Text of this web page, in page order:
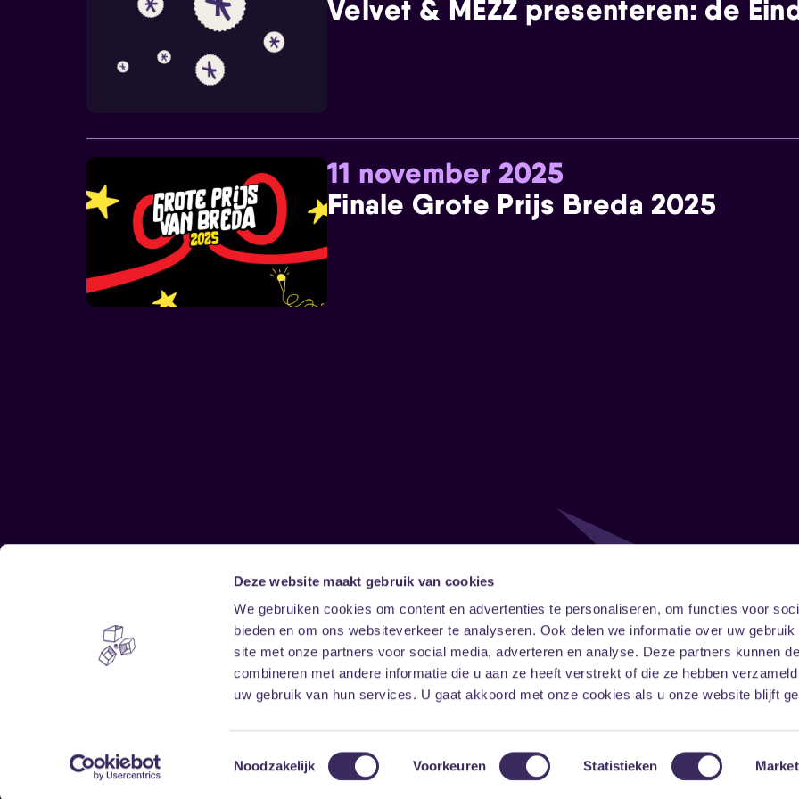
Deze website maakt gebruik van cookies
We gebruiken cookies om content en advertenties te personaliseren, om functies voor
bieden en om ons websiteverkeer te analyseren. Ook delen we informatie over uw gebruik
site met onze partners voor social media, adverteren en analyse. Deze partners kunnen
combineren met andere informatie die u aan ze heeft verstrekt of die ze hebben
uw gebruik van hun services. U gaat akkoord met onze cookies als u onze website blijft
Toestemmingsselectie
Noodzakelijk Voorkeuren Statistieken
Velvet & MEZZ presenteren: de
11 november 2025
Finale Grote Prijs Breda 2025
Home
Vrijwilligers
Disclaimer
Toegankelijkheid
Privacy & cookies
Follow
FacebookInstagramLinkedIn
Onze